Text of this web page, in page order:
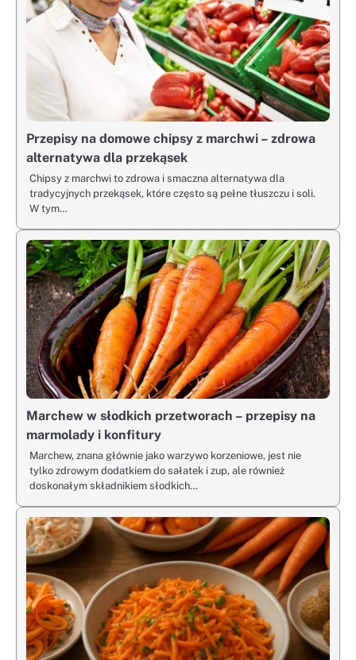
Przepisy na domowe chipsy z marchwi – zdrowa
alternatywa dla przekąsek
Chipsy z marchwi to zdrowa i smaczna alternatywa dla
tradycyjnych przekąsek, które często są pełne tłuszczu i soli.
W tym…
Marchew w słodkich przetworach – przepisy na
marmolady i konfitury
Marchew, znana głównie jako warzywo korzeniowe, jest nie
tylko zdrowym dodatkiem do sałatek i zup, ale również
doskonałym składnikiem słodkich…